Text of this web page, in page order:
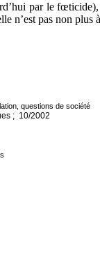
par le
n’est pas non
questions de société
; 10/2002